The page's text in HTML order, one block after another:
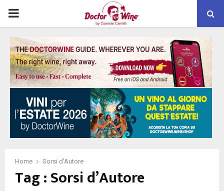
PRIMARY
MENU
Home Sorsi d’Autore
Tag : Sorsi d’Autore